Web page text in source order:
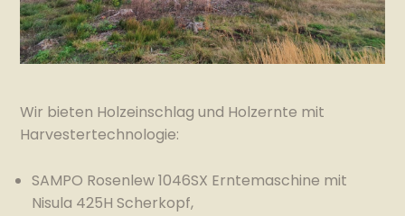
Wir bieten Holzeinschlag und Holzernte mit
Harvestertechnologie:
SAMPO Rosenlew 1046SX Erntemaschine mit
Nisula 425H Scherkopf,